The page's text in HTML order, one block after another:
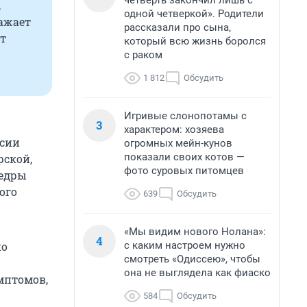
одной четверкой». Родители
рассказали про сына,
который всю жизнь боролся
с раком
1 812 Обсудить
3
Игривые слонопотамы с
характером: хозяева
огромных мейн-кунов
показали своих котов —
фото суровых питомцев
639 Обсудить
4
«Мы видим нового Нолана»:
с каким настроем нужно
смотреть «Одиссею», чтобы
она не выглядела как фиаско
584 Обсудить